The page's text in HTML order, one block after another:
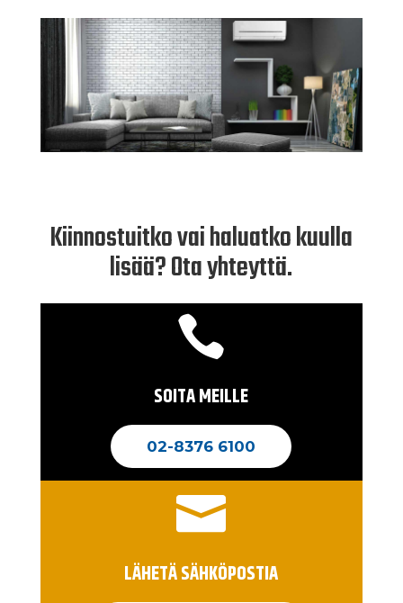
Kiinnostuitko vai haluatko kuulla
lisää? Ota yhteyttä.

SOITA MEILLE
02-8376 6100

LÄHETÄ SÄHKÖPOSTIA